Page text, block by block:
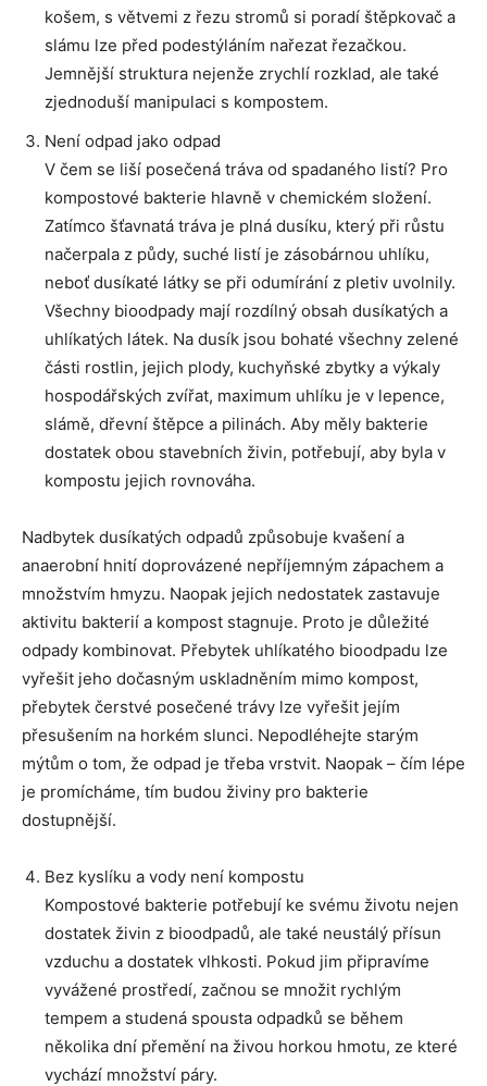
košem, s větvemi z řezu stromů si poradí štěpkovač a
slámu lze před podestýláním nařezat řezačkou.
Jemnější struktura nejenže zrychlí rozklad, ale také
zjednoduší manipulaci s kompostem.
Není odpad jako odpad
V čem se liší posečená tráva od spadaného listí? Pro
kompostové bakterie hlavně v chemickém složení.
Zatímco šťavnatá tráva je plná dusíku, který při růstu
načerpala z půdy, suché listí je zásobárnou uhlíku,
neboť dusíkaté látky se při odumírání z pletiv uvolnily.
Všechny bioodpady mají rozdílný obsah dusíkatých a
uhlíkatých látek. Na dusík jsou bohaté všechny zelené
části rostlin, jejich plody, kuchyňské zbytky a výkaly
hospodářských zvířat, maximum uhlíku je v lepence,
slámě, dřevní štěpce a pilinách. Aby měly bakterie
dostatek obou stavebních živin, potřebují, aby byla v
kompostu jejich rovnováha.
Nadbytek dusíkatých odpadů způsobuje kvašení a
anaerobní hnití doprovázené nepříjemným zápachem a
množstvím hmyzu. Naopak jejich nedostatek zastavuje
aktivitu bakterií a kompost stagnuje. Proto je důležité
odpady kombinovat. Přebytek uhlíkatého bioodpadu lze
vyřešit jeho dočasným uskladněním mimo kompost,
přebytek čerstvé posečené trávy lze vyřešit jejím
přesušením na horkém slunci. Nepodléhejte starým
mýtům o tom, že odpad je třeba vrstvit. Naopak – čím lépe
je promícháme, tím budou živiny pro bakterie
dostupnější.
Bez kyslíku a vody není kompostu
Kompostové bakterie potřebují ke svému životu nejen
dostatek živin z bioodpadů, ale také neustálý přísun
vzduchu a dostatek vlhkosti. Pokud jim připravíme
vyvážené prostředí, začnou se množit rychlým
tempem a studená spousta odpadků se během
několika dní přemění na živou horkou hmotu, ze které
vychází množství páry.